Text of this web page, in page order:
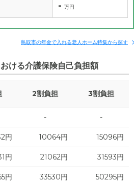
- 万円
鳥取市の年金で入れる老人ホーム特集から探す
ける介護保険自己負担額
2割負担 3割負担
- -
円 10064円 15096円
円 21062円 31593円
円 33530円 50295円